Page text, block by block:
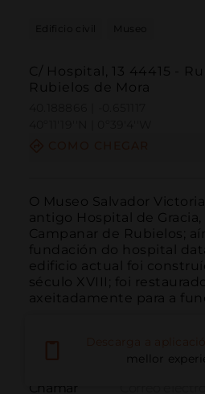
Edificio civil Museo
C/ Hospital, 13 44415 -
Rubielos de Mora
O Museo Salvador
antigo Hospital de
Campanar de Rubielos;
fundación do hospital
edificio actual foi
século XVIII; foi
axeitadamente para a
Chamar
mellor